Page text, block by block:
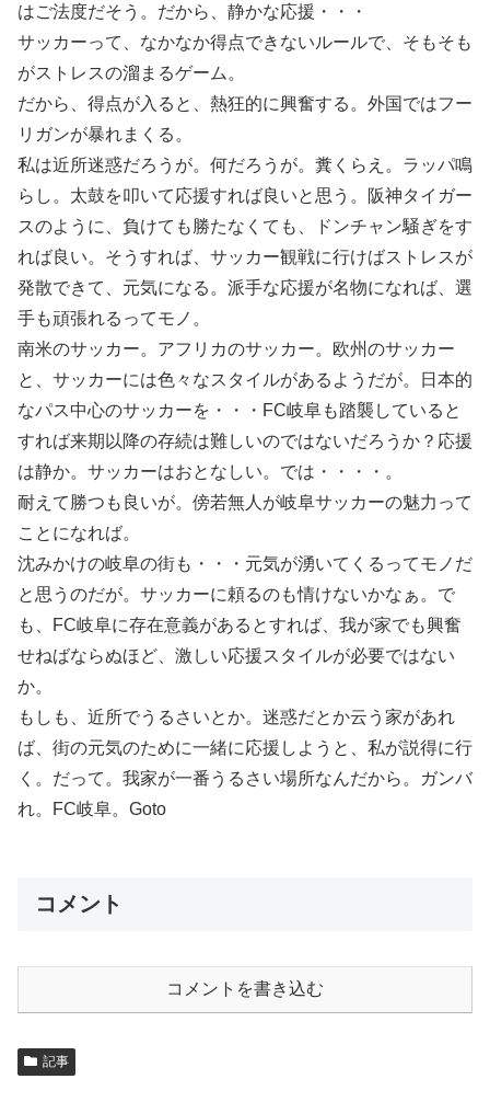
はご法度だそう。だから、静かな応援・・・
サッカーって、なかなか得点できないルールで、そもそも
がストレスの溜まるゲーム。
だから、得点が入ると、熱狂的に興奮する。外国ではフー
リガンが暴れまくる。
私は近所迷惑だろうが。何だろうが。糞くらえ。ラッパ鳴
らし。太鼓を叩いて応援すれば良いと思う。阪神タイガー
スのように、負けても勝たなくても、ドンチャン騒ぎをす
れば良い。そうすれば、サッカー観戦に行けばストレスが
発散できて、元気になる。派手な応援が名物になれば、選
手も頑張れるってモノ。
南米のサッカー。アフリカのサッカー。欧州のサッカー
と、サッカーには色々なスタイルがあるようだが。日本的
なパス中心のサッカーを・・・FC岐阜も踏襲していると
すれば来期以降の存続は難しいのではないだろうか？応援
は静か。サッカーはおとなしい。では・・・・。
耐えて勝つも良いが。傍若無人が岐阜サッカーの魅力って
ことになれば。
沈みかけの岐阜の街も・・・元気が湧いてくるってモノだ
と思うのだが。サッカーに頼るのも情けないかなぁ。で
も、FC岐阜に存在意義があるとすれば、我が家でも興奮
せねばならぬほど、激しい応援スタイルが必要ではない
か。
もしも、近所でうるさいとか。迷惑だとか云う家があれ
ば、街の元気のために一緒に応援しようと、私が説得に行
く。だって。我家が一番うるさい場所なんだから。ガンバ
れ。FC岐阜。Goto
コメント
コメントを書き込む
記事